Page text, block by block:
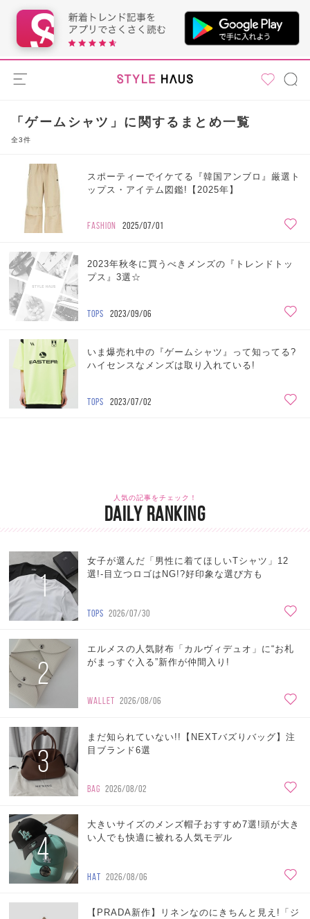
「ゲームシャツ」に関するまとめ一覧
全3件
スポーティーでイケてる『韓国アンブロ』厳選ト
ップス・アイテム図鑑!【2025年】
FASHION 2025/07/01
2023年秋冬に買うべきメンズの『トレンドトッ
プス』3選☆
TOPS 2023/09/06
いま爆売れ中の『ゲームシャツ』って知ってる?
ハイセンスなメンズは取り入れている!
TOPS 2023/07/02
人気の記事をチェック！
DAILY RANKING
1
女子が選んだ「男性に着てほしいTシャツ」12
選!-目立つロゴはNG!?好印象な選び方も
TOPS 2026/07/30
2
エルメスの人気財布「カルヴィデュオ」に“お札
がまっすぐ入る”新作が仲間入り!
WALLET 2026/08/06
3
まだ知られていない!!【NEXTバズりバッグ】注
目ブランド6選
BAG 2026/08/02
4
大きいサイズのメンズ帽子おすすめ7選!頭が大き
い人でも快適に被れる人気モデル
HAT 2026/08/06
【PRADA新作】リネンなのにきちんと見え!「ジ